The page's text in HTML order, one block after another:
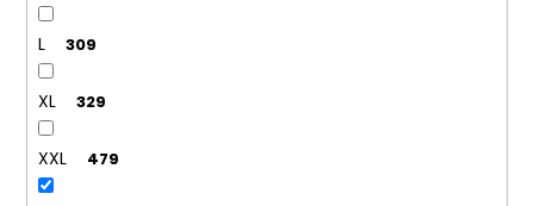
L 309
XL 329
XXL 479